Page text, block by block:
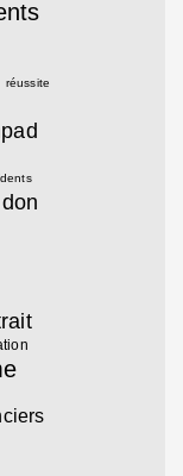
réussite
don